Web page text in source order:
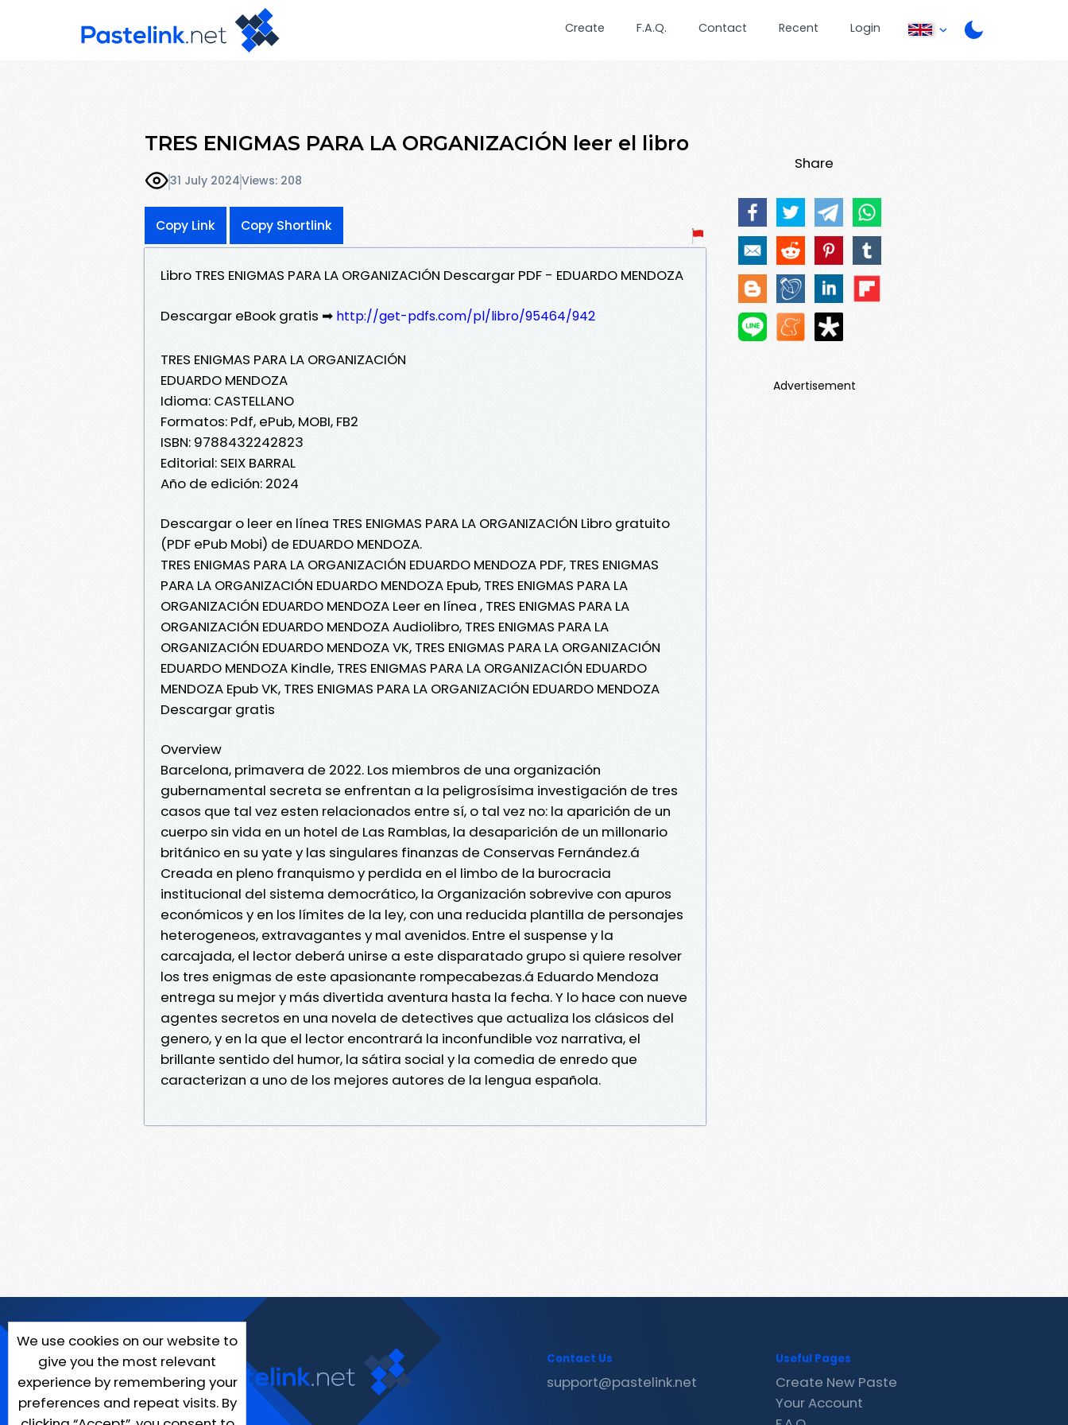
Create F.A.Q. Contact Recent Login
TRES ENIGMAS PARA LA ORGANIZACIÓN leer el libro
31 July 2024Views: 208
Copy Link Copy Shortlink
Libro TRES ENIGMAS PARA LA ORGANIZACIÓN Descargar PDF - EDUARDO MENDOZA
Descargar eBook gratis ➡ http://get-pdfs.com/pl/libro/95464/942
TRES ENIGMAS PARA LA ORGANIZACIÓN
EDUARDO MENDOZA
Idioma: CASTELLANO
Formatos: Pdf, ePub, MOBI, FB2
ISBN: 9788432242823
Editorial: SEIX BARRAL
Año de edición: 2024
Descargar o leer en línea TRES ENIGMAS PARA LA ORGANIZACIÓN Libro gratuito
(PDF ePub Mobi) de EDUARDO MENDOZA.
TRES ENIGMAS PARA LA ORGANIZACIÓN EDUARDO MENDOZA PDF, TRES ENIGMAS
PARA LA ORGANIZACIÓN EDUARDO MENDOZA Epub, TRES ENIGMAS PARA LA
ORGANIZACIÓN EDUARDO MENDOZA Leer en línea , TRES ENIGMAS PARA LA
ORGANIZACIÓN EDUARDO MENDOZA Audiolibro, TRES ENIGMAS PARA LA
ORGANIZACIÓN EDUARDO MENDOZA VK, TRES ENIGMAS PARA LA ORGANIZACIÓN
EDUARDO MENDOZA Kindle, TRES ENIGMAS PARA LA ORGANIZACIÓN EDUARDO
MENDOZA Epub VK, TRES ENIGMAS PARA LA ORGANIZACIÓN EDUARDO MENDOZA
Descargar gratis
Overview
Barcelona, primavera de 2022. Los miembros de una organización
gubernamental secreta se enfrentan a la peligrosísima investigación de tres
casos que tal vez esten relacionados entre sí, o tal vez no: la aparición de un
cuerpo sin vida en un hotel de Las Ramblas, la desaparición de un millonario
británico en su yate y las singulares finanzas de Conservas Fernández.á
Creada en pleno franquismo y perdida en el limbo de la burocracia
institucional del sistema democrático, la Organización sobrevive con apuros
económicos y en los límites de la ley, con una reducida plantilla de personajes
heterogeneos, extravagantes y mal avenidos. Entre el suspense y la
carcajada, el lector deberá unirse a este disparatado grupo si quiere resolver
los tres enigmas de este apasionante rompecabezas.á Eduardo Mendoza
entrega su mejor y más divertida aventura hasta la fecha. Y lo hace con nueve
agentes secretos en una novela de detectives que actualiza los clásicos del
genero, y en la que el lector encontrará la inconfundible voz narrativa, el
brillante sentido del humor, la sátira social y la comedia de enredo que
caracterizan a uno de los mejores autores de la lengua española.
Share
Advertisement
We use cookies on our website to
give you the most relevant
experience by remembering your
preferences and repeat visits. By
Contact Us
support@pastelink.net
Useful Pages
Create New Paste
Your Account